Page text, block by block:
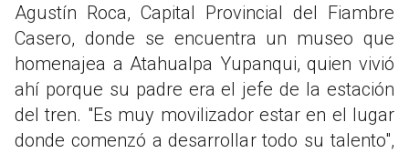
Agustín Roca, Capital Provincial del Fiambre
Casero, donde se encuentra un museo que
homenajea a Atahualpa Yupanqui, quien vivió
ahí porque su padre era el jefe de la estación
del tren. "Es muy movilizador estar en el lugar
donde comenzó a desarrollar todo su talento",